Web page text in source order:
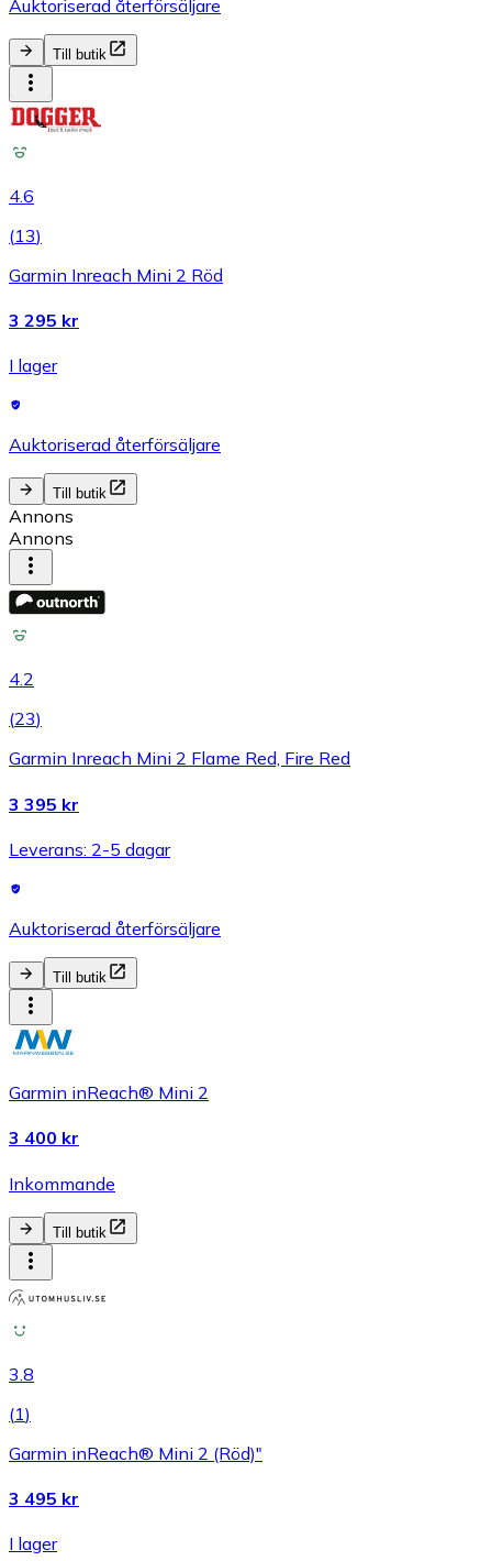
Auktoriserad återförsäljare
Till butik
4.6
(13)
Garmin Inreach Mini 2 Röd
3 295 kr
I lager
Auktoriserad återförsäljare
Till butik
Annons
Annons
4.2
(23)
Garmin Inreach Mini 2 Flame Red, Fire Red
3 395 kr
Leverans: 2-5 dagar
Auktoriserad återförsäljare
Till butik
Garmin inReach® Mini 2
3 400 kr
Inkommande
Till butik
3.8
(1)
Garmin inReach® Mini 2 (Röd)"
3 495 kr
I lager